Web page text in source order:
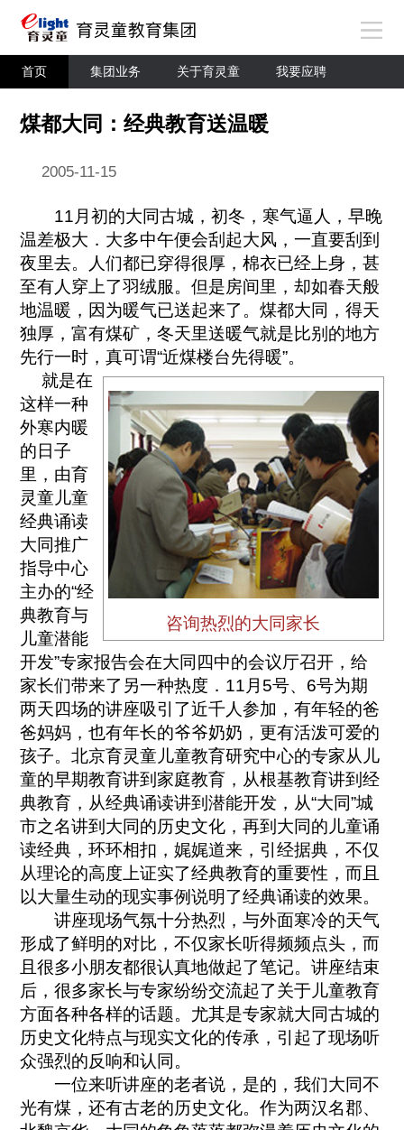
首页 集团业务 关于育灵童 我要应聘
煤都大同：经典教育送温暖
2005-11-15
11月初的大同古城，初冬，寒气逼人，早晚
温差极大．大多中午便会刮起大风，一直要刮到
夜里去。人们都已穿得很厚，棉衣已经上身，甚
至有人穿上了羽绒服。但是房间里，却如春天般
地温暖，因为暖气已送起来了。煤都大同，得天
独厚，富有煤矿，冬天里送暖气就是比别的地方
先行一时，真可谓“近煤楼台先得暖”。
咨询热烈的大同家长
就是在
这样一种
外寒内暖
的日子
里，由育
灵童儿童
经典诵读
大同推广
指导中心
主办的“经
典教育与
儿童潜能
开发”专家报告会在大同四中的会议厅召开，给
家长们带来了另一种热度．11月5号、6号为期
两天四场的讲座吸引了近千人参加，有年轻的爸
爸妈妈，也有年长的爷爷奶奶，更有活泼可爱的
孩子。北京育灵童儿童教育研究中心的专家从儿
童的早期教育讲到家庭教育，从根基教育讲到经
典教育，从经典诵读讲到潜能开发，从“大同”城
市之名讲到大同的历史文化，再到大同的儿童诵
读经典，环环相扣，娓娓道来，引经据典，不仅
从理论的高度上证实了经典教育的重要性，而且
以大量生动的现实事例说明了经典诵读的效果。
讲座现场气氛十分热烈，与外面寒冷的天气
形成了鲜明的对比，不仅家长听得频频点头，而
且很多小朋友都很认真地做起了笔记。讲座结束
后，很多家长与专家纷纷交流起了关于儿童教育
方面各种各样的话题。尤其是专家就大同古城的
历史文化特点与现实文化的传承，引起了现场听
众强烈的反响和认同。
一位来听讲座的老者说，是的，我们大同不
光有煤，还有古老的历史文化。作为两汉名郡、